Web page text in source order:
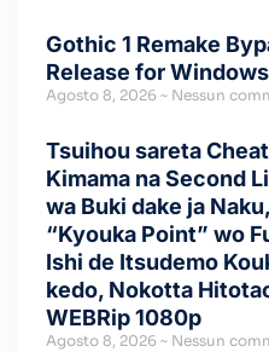
Gothic 1 Remake
Release for
Agosto 8, 2026 Nessun
Tsuihou sareta
Kimama na Second
wa Buki dake ja
“Kyouka Point” wo
Ishi de Itsudemo
kedo, Nokotta
WEBRip 1080p
Agosto 8, 2026 Nessun